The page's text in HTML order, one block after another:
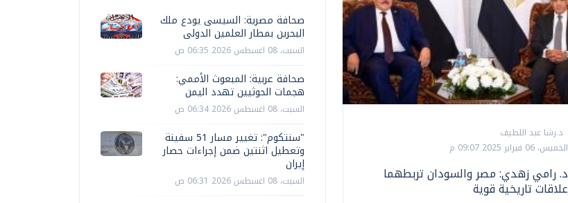
د.رشا عبد اللطيف
الخميس، 06 فبراير 2025 09:07 م
د. رامي زهدي: مصر والسودان تربطهما
علاقات تاريخية قوية
صحافة مصرية: السيسى يودع ملك
البحرين بمطار العلمين الدولى
السبت، 08 اغسطس 2026 06:35 ص
صحافة عربية: المبعوث الأممي:
هجمات الحوثيين تهدد اليمن
السبت، 08 اغسطس 2026 06:34 ص
"سنتكوم": تغيير مسار 51 سفينة
وتعطيل اثنتين ضمن إجراءات حصار
إيران
السبت، 08 اغسطس 2026 06:31 ص